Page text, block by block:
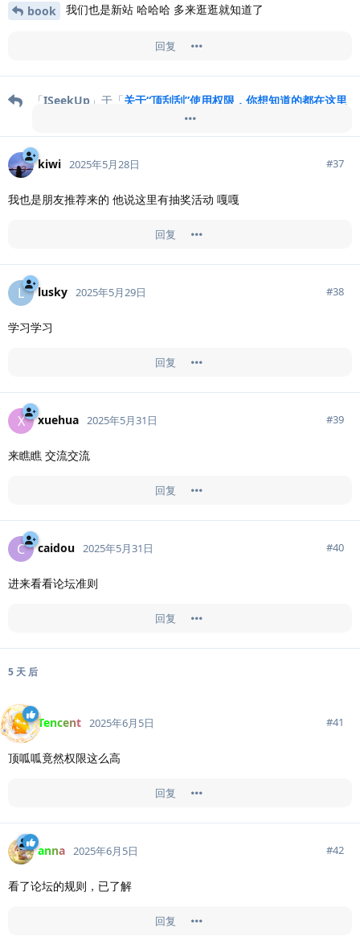
book 我们也是新站 哈哈哈 多来逛逛就知道了
回复
「ISeekUp 」于「关于“顶刮刮”使用权限，你想知道的都在这里
kiwi 2025年5月28日 #37
我也是朋友推荐来的 他说这里有抽奖活动 嘎嘎
回复
L lusky 2025年5月29日 #38
学习学习
回复
X xuehua 2025年5月31日 #39
来瞧瞧 交流交流
回复
C caidou 2025年5月31日 #40
进来看看论坛准则
回复
5 天 后
Tencent 2025年6月5日 #41
顶呱呱竟然权限这么高
回复
anna 2025年6月5日 #42
看了论坛的规则，已了解
回复